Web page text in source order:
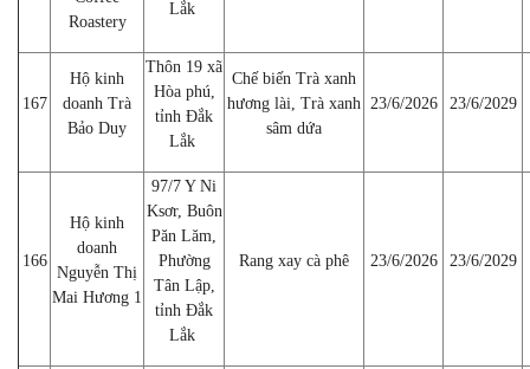
Roastery
Lắk
167
Hộ kinh
doanh Trà
Bảo Duy
Thôn 19 xã
Hòa phú,
tỉnh Đắk
Lắk
Chế biến Trà xanh
hương lài, Trà xanh
sâm dứa
23/6/2026 23/6/2029
166
Hộ kinh
doanh
Nguyễn Thị
Mai Hương 1
97/7 Y Ni
Ksơr, Buôn
Păn Lăm,
Phường
Tân Lập,
tỉnh Đắk
Lắk
Rang xay cà phê 23/6/2026 23/6/2029